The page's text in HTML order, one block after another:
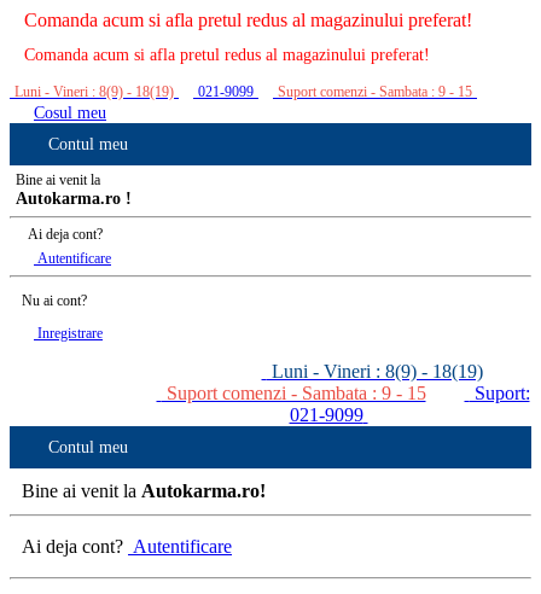
Comanda acum si afla pretul redus al magazinului preferat!
Comanda acum si afla pretul redus al magazinului preferat!
Luni - Vineri : 8(9) - 18(19) 021-9099 Suport comenzi - Sambata : 9 - 15
Cosul meu
Contul meu
Bine ai venit la
Autokarma.ro !
Ai deja cont?
Autentificare
Nu ai cont?
Inregistrare
Luni - Vineri : 8(9) - 18(19)
Suport comenzi - Sambata : 9 - 15
Suport:
021-9099
Contul meu
Bine ai venit la Autokarma.ro!
Ai deja cont? Autentificare